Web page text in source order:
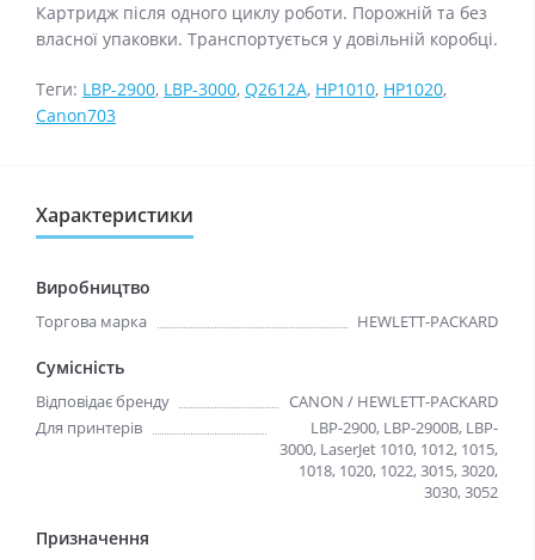
Картридж після одного циклу роботи. Порожній та без
власної упаковки. Транспортується у довільній коробці.
Теги: LBP-2900, LBP-3000, Q2612A, HP1010, HP1020,
Canon703
Характеристики
Виробництво
Торгова марка HEWLETT-PACKARD
Сумісність
Відповідає бренду
CANON / HEWLETT-PACKARD
Для принтерів
LBP-2900, LBP-2900B, LBP-
3000, LaserJet 1010, 1012, 1015,
1018, 1020, 1022, 3015, 3020,
3030, 3052
Призначення